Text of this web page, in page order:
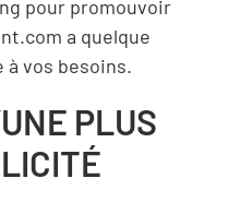
pour promouvoir
a quelque
à vos besoins.
PLUS